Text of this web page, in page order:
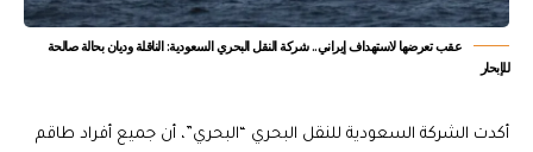
عقب تعرضها لاستهداف إيراني.. شركة النقل البحري السعودية: الناقلة وديان بحالة صالحة
للإبحار
أكدت الشركة السعودية للنقل البحري “البحري”، أن جميع أفراد طاقم